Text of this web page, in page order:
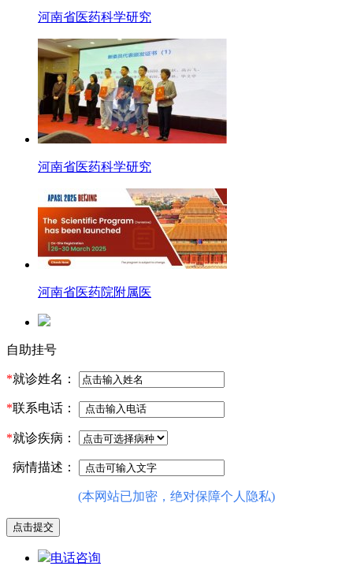
河南省医药科学研究
河南省医药科学研究
河南省医药院附属医
自助挂号
*就诊姓名：
*联系电话：
*就诊疾病：
病情描述：
(本网站已加密，绝对保障个人隐私)
电话咨询